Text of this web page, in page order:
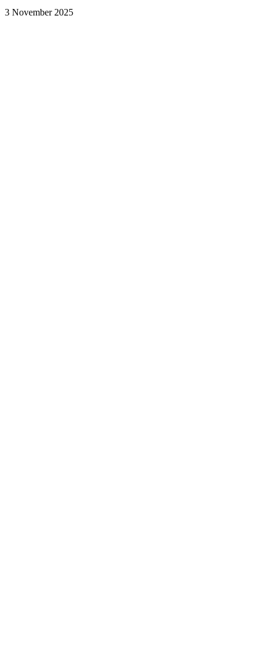
3 November 2025